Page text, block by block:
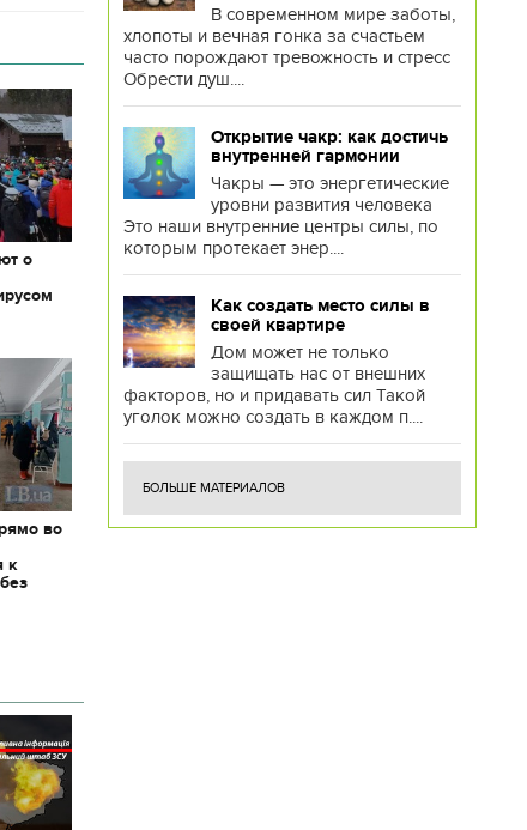
о
во
к
В современном мире заботы,
хлопоты и вечная гонка за счастьем
часто порождают тревожность и стресс
Обрести душ....
Открытие чакр: как достичь
внутренней гармонии
Чакры — это энергетические
уровни развития человека
Это наши внутренние центры силы, по
которым протекает энер....
Как создать место силы в
своей квартире
Дом может не только
защищать нас от внешних
факторов, но и придавать сил Такой
уголок можно создать в каждом п....
БОЛЬШЕ МАТЕРИАЛОВ